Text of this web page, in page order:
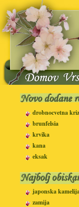
drobnocvetna
brunfelsia
krvika
kana
eksak
japonska
zamija